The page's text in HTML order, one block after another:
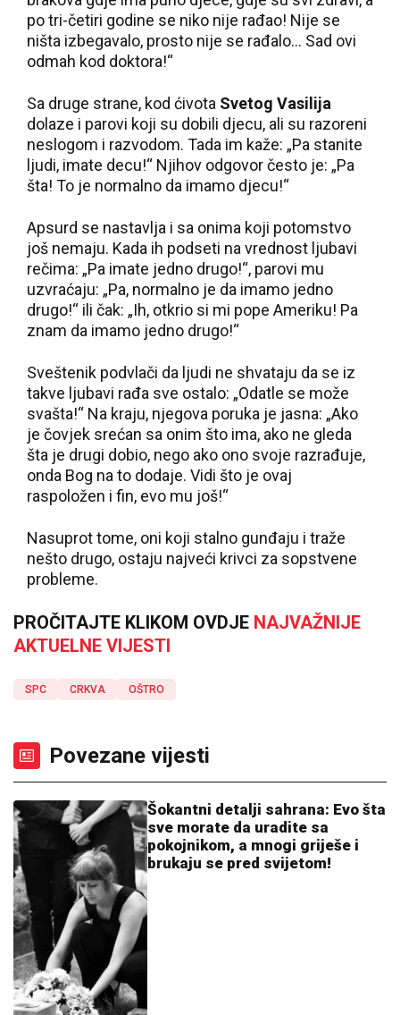
po tri-četiri godine se niko nije rađao! Nije se
ništa izbegavalo, prosto nije se rađalo... Sad ovi
odmah kod doktora!“
Sa druge strane, kod ćivota Svetog Vasilija
dolaze i parovi koji su dobili djecu, ali su razoreni
neslogom i razvodom. Tada im kaže: „Pa stanite
ljudi, imate decu!“ Njihov odgovor često je: „Pa
šta! To je normalno da imamo djecu!“
Apsurd se nastavlja i sa onima koji potomstvo
još nemaju. Kada ih podseti na vrednost ljubavi
rečima: „Pa imate jedno drugo!“, parovi mu
uzvraćaju: „Pa, normalno je da imamo jedno
drugo!“ ili čak: „Ih, otkrio si mi pope Ameriku! Pa
znam da imamo jedno drugo!“
Sveštenik podvlači da ljudi ne shvataju da se iz
takve ljubavi rađa sve ostalo: „Odatle se može
svašta!“ Na kraju, njegova poruka je jasna: „Ako
je čovjek srećan sa onim što ima, ako ne gleda
šta je drugi dobio, nego ako ono svoje razrađuje,
onda Bog na to dodaje. Vidi što je ovaj
raspoložen i fin, evo mu još!“
Nasuprot tome, oni koji stalno gunđaju i traže
nešto drugo, ostaju najveći krivci za sopstvene
probleme.
PROČITAJTE KLIKOM OVDJE NAJVAŽNIJE
AKTUELNE VIJESTI
SPC CRKVA OŠTRO
Povezane vijesti
Šokantni detalji sahrana: Evo šta
sve morate da uradite sa
pokojnikom, a mnogi griješe i
brukaju se pred svijetom!